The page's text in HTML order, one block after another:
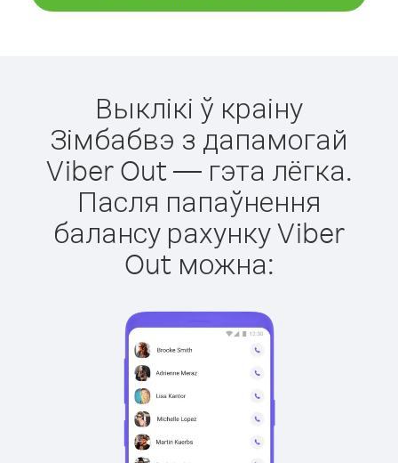
Выклікі ў краіну
Зімбабвэ з дапамогай
Viber Out — гэта лёгка.
Пасля папаўнення
балансу рахунку Viber
Out можна: